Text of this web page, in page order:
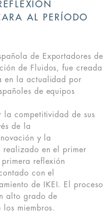
AL PERÍODO
de Exportadores de
de Fluidos, fue creada
en la actualidad por
de equipos
la competitividad de sus
de la
y la
realizado en el primer
reflexión
con el
de IKEI. El proceso
alto grado de
miembros.